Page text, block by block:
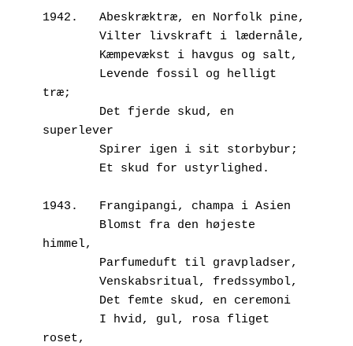
1942.	Abeskræktræ, en Norfolk pine,
        Vilter livskraft i lædernåle,
        Kæmpevækst i havgus og salt,
træ;
superlever
        Spirer igen i sit storbybur;
        Et skud for ustyrlighed.
1943.	Frangipangi, champa i Asien
himmel,
        Parfumeduft til gravpladser,
        Venskabsritual, fredssymbol,
        Det femte skud, en ceremoni
roset,